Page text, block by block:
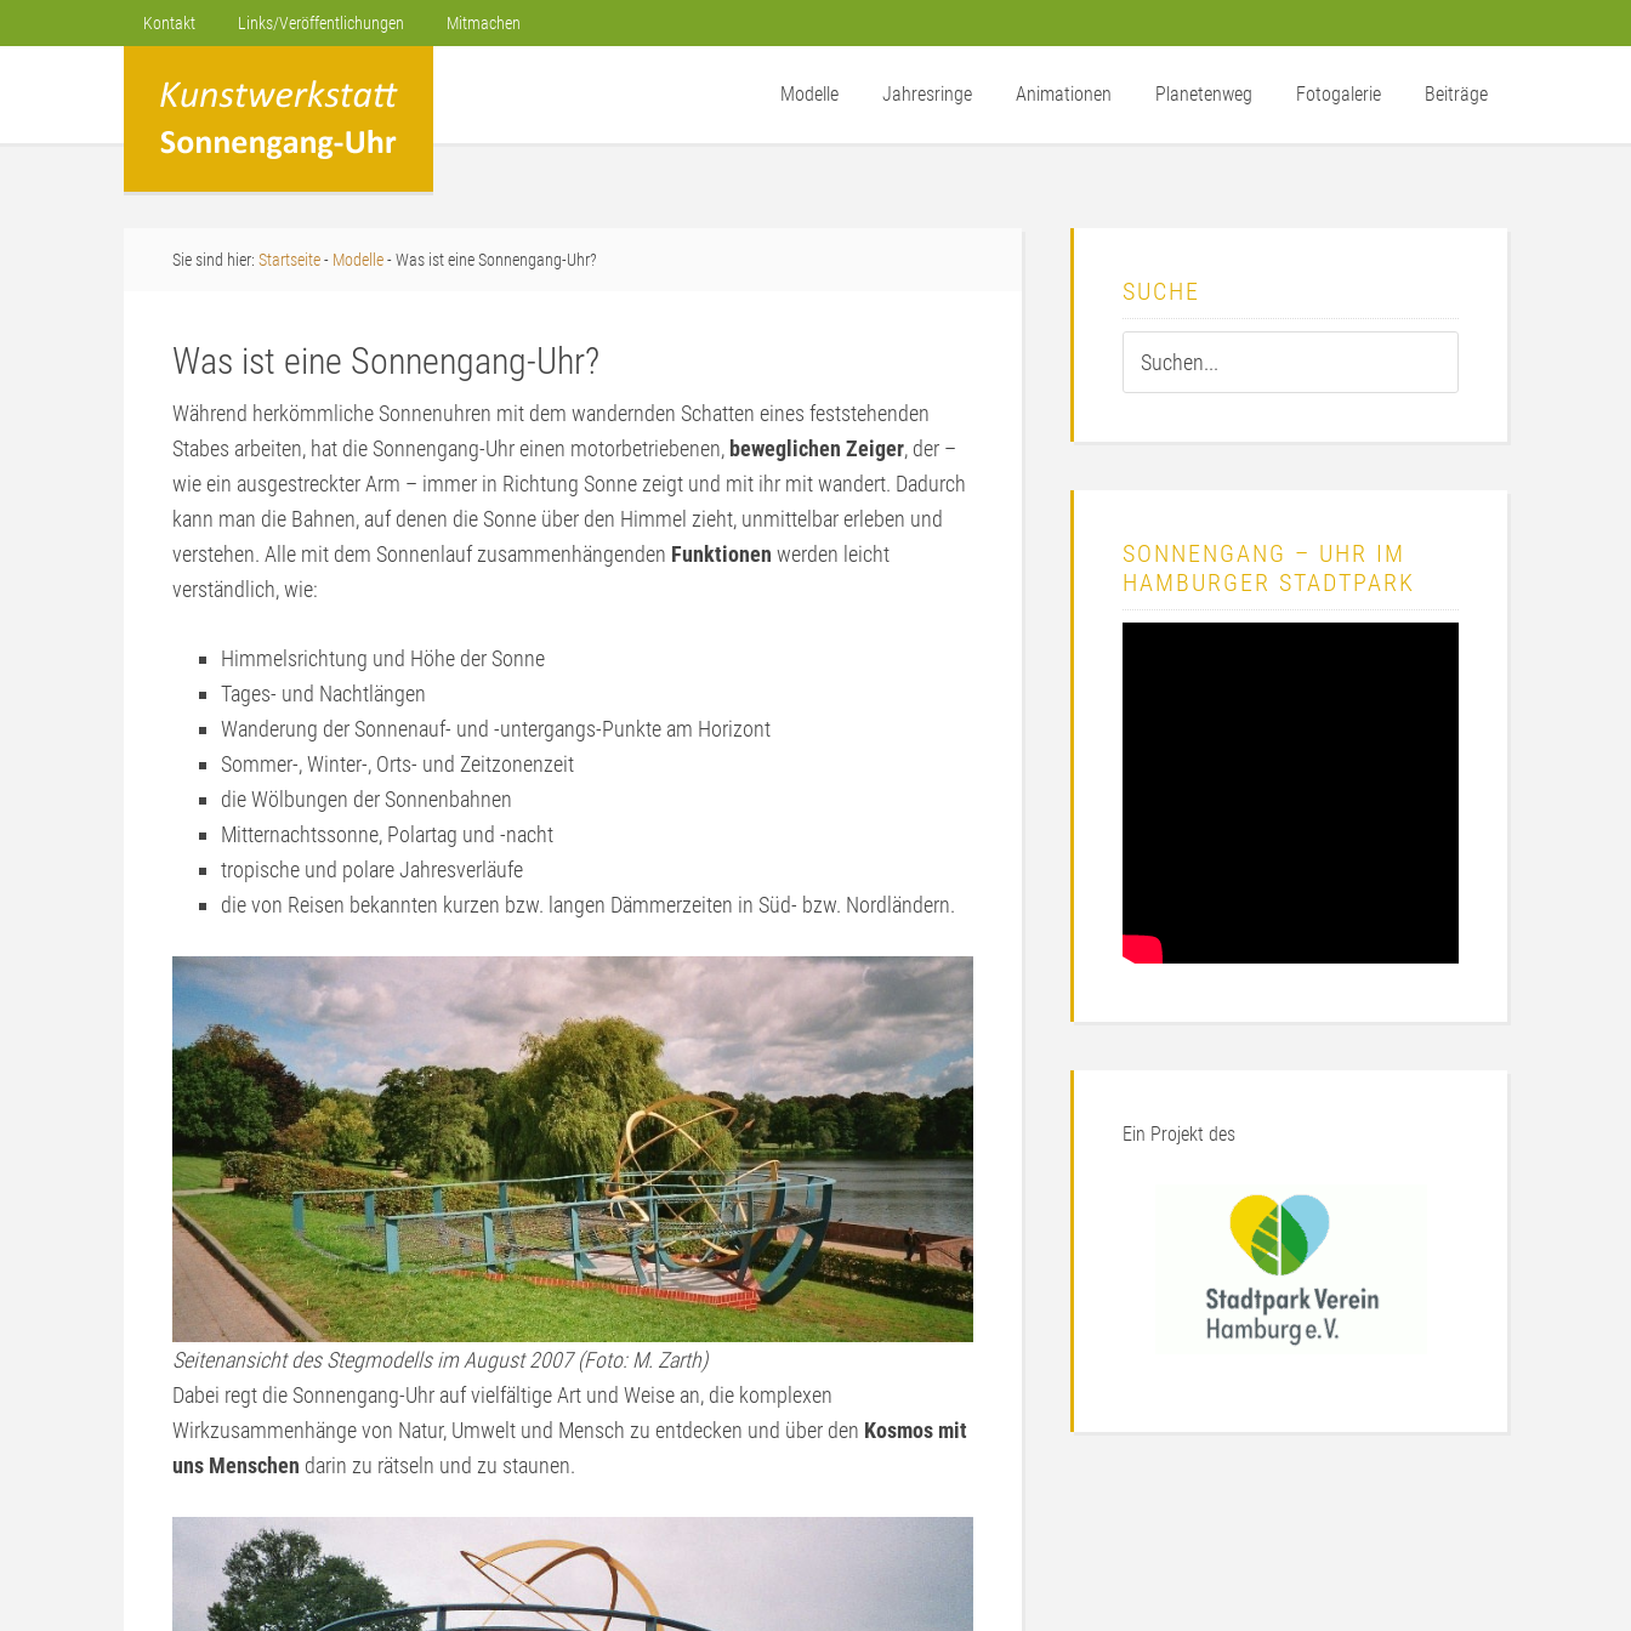
Kontakt Links/Veröffentlichungen Mitmachen
Modelle Jahresringe Animationen Planetenweg Fotogalerie Beiträge
Sie sind hier: Startseite- Modelle- Was ist eine Sonnengang-Uhr?
Was ist eine Sonnengang-Uhr?
Während herkömmliche Sonnenuhren mit dem wandernden Schatten eines feststehenden
Stabes arbeiten, hat die Sonnengang-Uhr einen motorbetriebenen, beweglichen Zeiger, der –
wie ein ausgestreckter Arm – immer in Richtung Sonne zeigt und mit ihr mit wandert. Dadurch
kann man die Bahnen, auf denen die Sonne über den Himmel zieht, unmittelbar erleben und
verstehen. Alle mit dem Sonnenlauf zusammenhängenden Funktionen werden leicht
verständlich, wie:
Himmelsrichtung und Höhe der Sonne
Tages- und Nachtlängen
Wanderung der Sonnenauf- und -untergangs-Punkte am Horizont
Sommer-, Winter-, Orts- und Zeitzonenzeit
die Wölbungen der Sonnenbahnen
Mitternachtssonne, Polartag und -nacht
tropische und polare Jahresverläufe
die von Reisen bekannten kurzen bzw. langen Dämmerzeiten in Süd- bzw. Nordländern.
Seitenansicht des Stegmodells im August 2007 (Foto: M. Zarth)
Dabei regt die Sonnengang-Uhr auf vielfältige Art und Weise an, die komplexen
Wirkzusammenhänge von Natur, Umwelt und Mensch zu entdecken und über den Kosmos mit
uns Menschen darin zu rätseln und zu staunen.
SUCHE
SONNENGANG – UHR IM
HAMBURGER STADTPARK
Ein Projekt des